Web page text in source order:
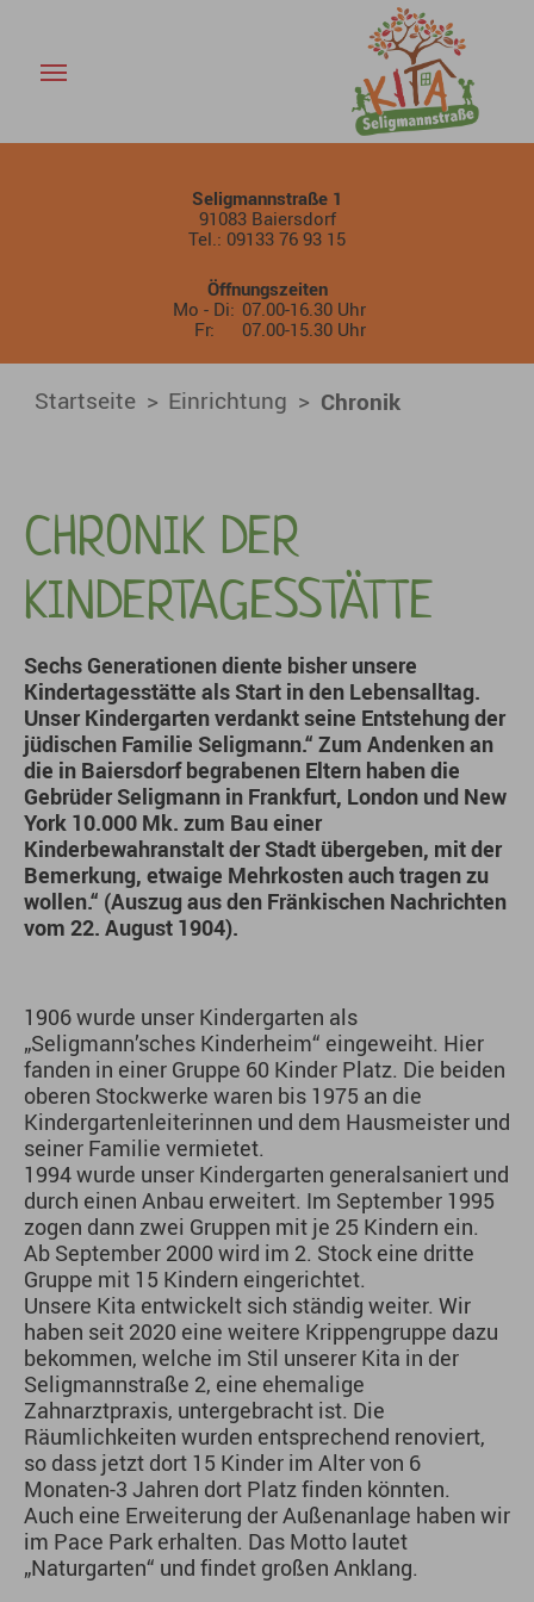
Chronik - KiTa Baiersdorf
Seligmannstraße 1
91083 Baiersdorf
Tel.: 09133 76 93 15
Öffnungszeiten
Mo - Di: 07.00-16.30 Uhr
Fr:
07.00-15.30 Uhr
Startseite Einrichtung Chronik
CHRONIK DER
KINDERTAGESSTÄTTE
Sechs Generationen diente bisher unsere
Kindertagesstätte als Start in den Lebensalltag.
Unser Kindergarten verdankt seine Entstehung der
jüdischen Familie Seligmann.“ Zum Andenken an
die in Baiersdorf begrabenen Eltern haben die
Gebrüder Seligmann in Frankfurt, London und New
York 10.000 Mk. zum Bau einer
Kinderbewahranstalt der Stadt übergeben, mit der
Bemerkung, etwaige Mehrkosten auch tragen zu
wollen.“ (Auszug aus den Fränkischen Nachrichten
vom 22. August 1904).
1906 wurde unser Kindergarten als
„Seligmann’sches Kinderheim“ eingeweiht. Hier
fanden in einer Gruppe 60 Kinder Platz. Die beiden
oberen Stockwerke waren bis 1975 an die
Kindergartenleiterinnen und dem Hausmeister und
seiner Familie vermietet.
1994 wurde unser Kindergarten generalsaniert und
durch einen Anbau erweitert. Im September 1995
zogen dann zwei Gruppen mit je 25 Kindern ein.
Ab September 2000 wird im 2. Stock eine dritte
Gruppe mit 15 Kindern eingerichtet.
Unsere Kita entwickelt sich ständig weiter. Wir
haben seit 2020 eine weitere Krippengruppe dazu
bekommen, welche im Stil unserer Kita in der
Seligmannstraße 2, eine ehemalige
Zahnarztpraxis, untergebracht ist. Die
Räumlichkeiten wurden entsprechend renoviert,
so dass jetzt dort 15 Kinder im Alter von 6
Monaten-3 Jahren dort Platz finden könnten.
Auch eine Erweiterung der Außenanlage haben wir
im Pace Park erhalten. Das Motto lautet
„Naturgarten“ und findet großen Anklang.